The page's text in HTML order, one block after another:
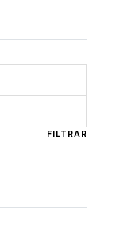
mínimo
máximo
FILTRAR